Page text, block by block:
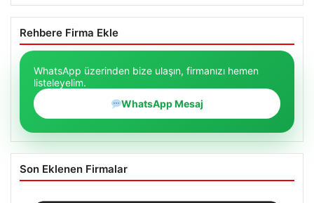
Rehbere Firma Ekle
WhatsApp üzerinden bize ulaşın, firmanızı hemen
listeleyelim.
WhatsApp Mesaj
Son Eklenen Firmalar